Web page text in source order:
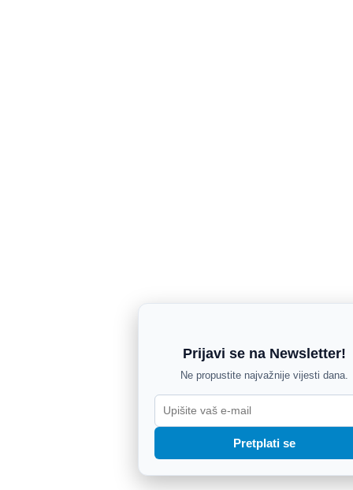
Prijavi se na Newsletter!
Ne propustite najvažnije vijesti dana.
Pretplati se